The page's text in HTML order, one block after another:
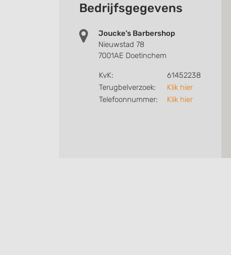
Bedrijfsgegevens
Joucke's Barbershop
Nieuwstad 78
7001AE Doetinchem
KvK:
61452238
Terugbelverzoek:
Klik hier
Telefoonnummer:
Klik hier